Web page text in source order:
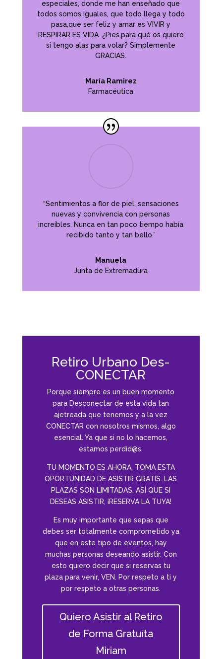
especiales, donde me han enseñado que
todos somos iguales, que todo llega y todo
pasa,que ser feliz y amar es VIVIR y
RESPIRAR ES VIDA. ¿Pies,para qué os quiero
si tengo alas para volar? Simplemente
GRACIAS.
María Ramirez
Farmacéutica
“Sentimientos a flor de piel, sensaciones
nuevas y convivencia con personas
increíbles. Nunca en tan poco tiempo había
recibido tanto y tan bello.”
Manuela
Junta de Extremadura
Retiro Urbano Des-
CONECTAR
Porque siempre es un buen momento
para Desconectar de esta vida tan
ajetreada que tenemos y a la vez
CONECTAR con nosotros mismos, algo
esencial. Ya que si no lo hacemos,
estamos perdid@s.
TU MOMENTO ES AHORA. TOMA ESTA
OPORTUNIDAD DE ASISTIR GRATIS. LAS
PLAZAS SON LIMITADAS, ASÍ QUE SI
DESEAS ASISTIR, ¡RESERVA LA TUYA!
Es muy importante que sepas que
debes ser totalmente comprometido ya
que en este tipo de eventos, hay
muchas personas deseando asistir. Con
esto quiero decir que si reservas tu
plaza para venir, VEN. Por respeto a ti y
por respeto a otras personas.
Quiero Asistir al Retiro
de Forma Gratuíta
Miriam